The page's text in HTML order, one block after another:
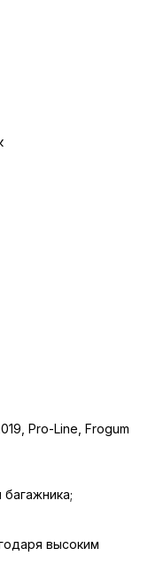
Pro-Line, Frogum
высоким